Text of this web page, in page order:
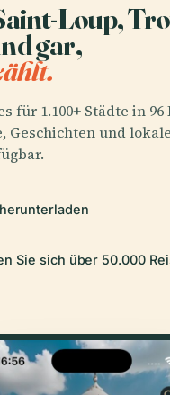
Loup,
gar,
für 1.100+ Städte in 96
Geschichten und
Sie sich über 50.000